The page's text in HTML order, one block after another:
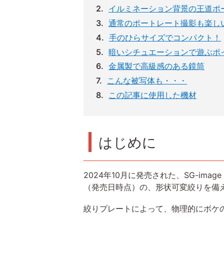
イルミネーション背景の王道ポ
通常のポートレート撮影も楽し
手のひらサイズでコンパクト！
暗いシチュエーションで遊ぶポ
金属製で高級感のある鏡筒
こんな被写体も・・・
この記事に使用した機材
はじめに
2024年10月に発売された、SG-
（発売日時点）の、形状可変絞りを備
絞りプレートによって、物理的にボケ